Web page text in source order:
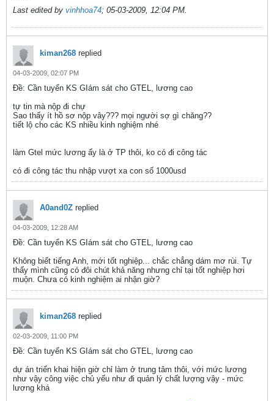
Last edited by vinhhoa74; 05-03-2009, 12:04 PM.
kiman268 replied
04-03-2009, 02:07 PM
Ðề: Cần tuyển KS GIám sát cho GTEL, lương cao
tự tin mà nộp đi chự
Sao thấy ít hồ sơ nộp vây??? mọi người sợ gì chăng??
tiết lộ cho các KS nhiều kinh nghiệm nhé
làm Gtel mức lương ấy là ở TP thôi, ko có đi công tác
có đi công tác thu nhập vượt xa con số 1000usd
A0and0Z replied
04-03-2009, 12:28 AM
Ðề: Cần tuyển KS GIám sát cho GTEL, lương cao
Không biết tiếng Anh, mới tốt nghiệp... chắc chẳng dám mơ rùi. Tự
thấy mình cũng có đôi chút khả năng nhưng chỉ tại tốt nghiệp hơi
muộn. Chưa có kinh nghiệm ai nhận giờ?
kiman268 replied
02-03-2009, 11:00 PM
Ðề: Cần tuyển KS GIám sát cho GTEL, lương cao
dự án triển khai hiện giờ chỉ làm ở trung tâm thôi, với mức lương
như vậy công việc chủ yếu như đi quản lý chất lượng vậy - mức
lương khá